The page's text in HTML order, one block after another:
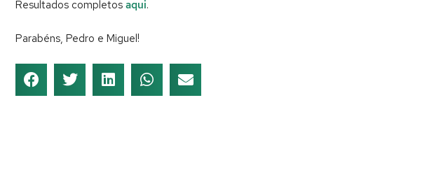
Resultados completos aqui.
Parabéns, Pedro e Miguel!